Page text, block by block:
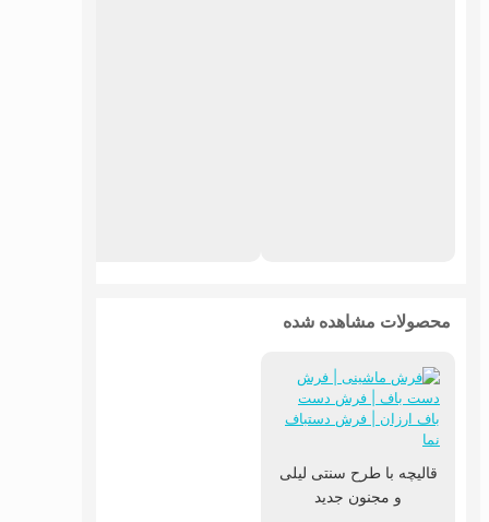
محصولات مشاهده شده
قالیچه با طرح سنتی لیلی
و مجنون جدید